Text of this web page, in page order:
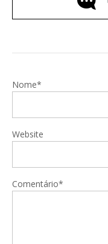
Nome*
Website
Comentário*